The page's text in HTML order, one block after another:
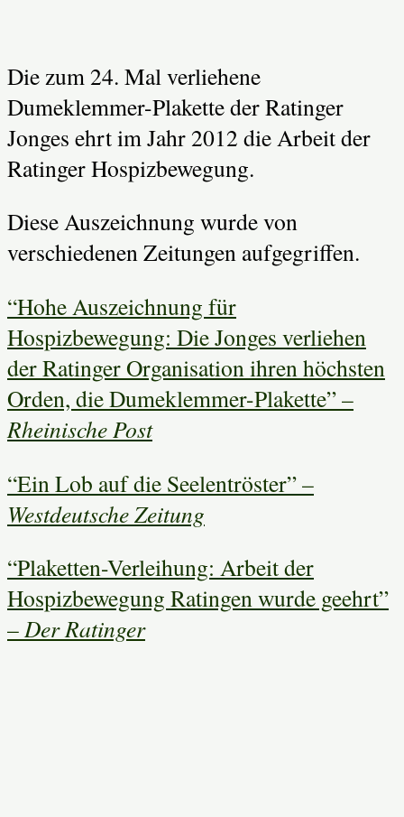
Die zum 24. Mal verliehene
Dumeklemmer-Plakette der Ratinger
Jonges ehrt im Jahr 2012 die Arbeit der
Ratinger Hospizbewegung.
Diese Auszeichnung wurde von
verschiedenen Zeitungen aufgegriffen.
“Hohe Auszeichnung für
Hospizbewegung: Die Jonges verliehen
der Ratinger Organisation ihren höchsten
Orden, die Dumeklemmer-Plakette” –
Rheinische Post
“Ein Lob auf die Seelentröster” –
Westdeutsche Zeitung
“Plaketten-Verleihung: Arbeit der
Hospizbewegung Ratingen wurde geehrt”
–Der Ratinger